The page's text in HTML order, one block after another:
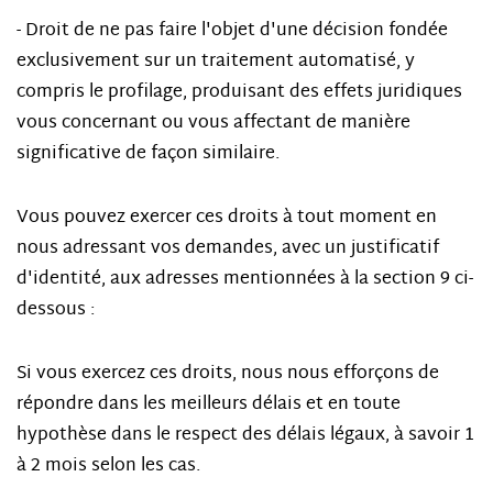
- Droit de ne pas faire l'objet d'une décision fondée
exclusivement sur un traitement automatisé, y
compris le profilage, produisant des effets juridiques
vous concernant ou vous affectant de manière
significative de façon similaire.
Vous pouvez exercer ces droits à tout moment en
nous adressant vos demandes, avec un justificatif
d'identité, aux adresses mentionnées à la section 9 ci-
dessous :
Si vous exercez ces droits, nous nous efforçons de
répondre dans les meilleurs délais et en toute
hypothèse dans le respect des délais légaux, à savoir 1
à 2 mois selon les cas.